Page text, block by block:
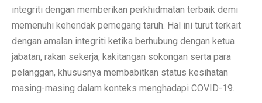
integriti dengan memberikan perkhidmatan terbaik demi
memenuhi kehendak pemegang taruh. Hal ini turut terkait
dengan amalan integriti ketika berhubung dengan ketua
jabatan, rakan sekerja, kakitangan sokongan serta para
pelanggan, khususnya membabitkan status kesihatan
masing-masing dalam konteks menghadapi COVID-19.